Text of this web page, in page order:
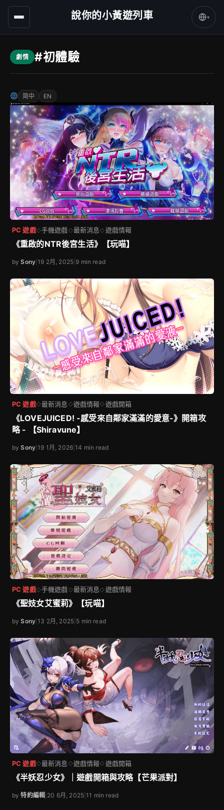
說你的小黃遊列車 ▾
劇情 #初體驗
简中 EN
PC 遊戲◇手機遊戲◇最新消息◇遊戲情報
《重啟的NTR後宮生活》【玩喵】
bySony |19 2月, 2025 9 min read
PC 遊戲◇最新消息 ◇遊戲情報◇遊戲開箱
《LOVEJUICED! -感受來自鄰家滿滿的愛意-》開箱攻
略 - 【Shiravune】
bySony |19 1月, 2026 |14 min read
PC 遊戲◇手機遊戲◇最新消息◇遊戲情報
《聖妓女艾蜜莉》【玩喵】
bySony |13 2月, 2025 5 min read
PC 遊戲◇最新消息 ◇遊戲情報◇遊戲開箱
《半妖忍少女》｜遊戲開箱與攻略【芒果派對】
by特約編輯 20 6月, 2025 |11 min read